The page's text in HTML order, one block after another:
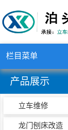
栏目菜单
产品展示
立车维修
龙门刨床改造